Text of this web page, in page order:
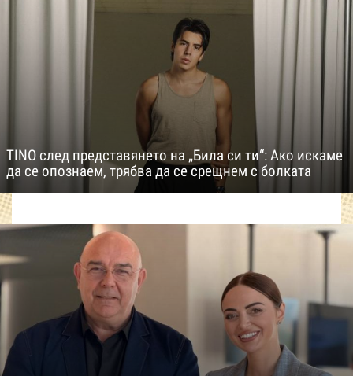
TINO след представянето на „Била си ти“: Ако искаме
да се опознаем, трябва да се срещнем с болката